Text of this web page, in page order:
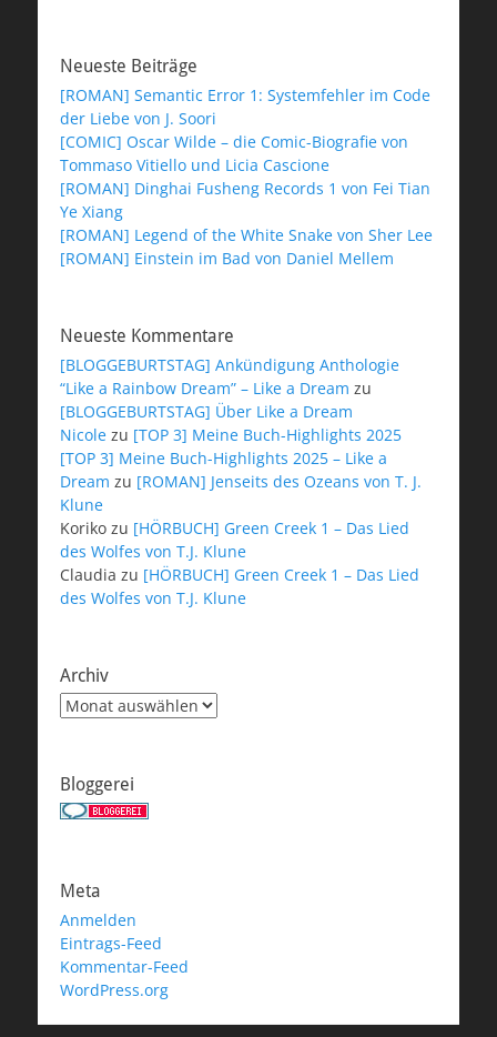
Neueste Beiträge
[ROMAN] Semantic Error 1: Systemfehler im Code
der Liebe von J. Soori
[COMIC] Oscar Wilde – die Comic-Biografie von
Tommaso Vitiello und Licia Cascione
[ROMAN] Dinghai Fusheng Records 1 von Fei Tian
Ye Xiang
[ROMAN] Legend of the White Snake von Sher Lee
[ROMAN] Einstein im Bad von Daniel Mellem
Neueste Kommentare
[BLOGGEBURTSTAG] Ankündigung Anthologie
“Like a Rainbow Dream” – Like a Dream zu
[BLOGGEBURTSTAG] Über Like a Dream
Nicole zu [TOP 3] Meine Buch-Highlights 2025
[TOP 3] Meine Buch-Highlights 2025 – Like a
Dream zu [ROMAN] Jenseits des Ozeans von T. J.
Klune
Koriko zu [HÖRBUCH] Green Creek 1 – Das Lied
des Wolfes von T.J. Klune
Claudia zu [HÖRBUCH] Green Creek 1 – Das Lied
des Wolfes von T.J. Klune
Archiv
Archiv
Bloggerei
Meta
Anmelden
Eintrags-Feed
Kommentar-Feed
WordPress.org